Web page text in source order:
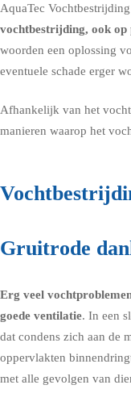
AquaTec
vochtbestrijding, ook
woorden een oplossing
eventuele schade erger
Afhankelijk van het
manieren waarop het
Gruitrode
Erg veel
goede ventilatie. In een
dat condens zich aan de
oppervlakten
met alle gevolgen van